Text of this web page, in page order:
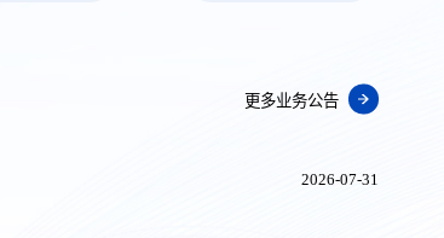
更多业务公告
2026-07-31